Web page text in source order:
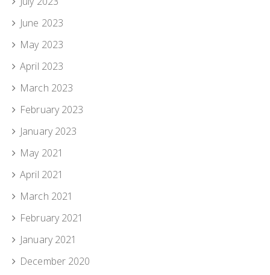
June 2023
May 2023
April 2023
March 2023
February 2023
January 2023
May 2021
April 2021
March 2021
February 2021
January 2021
December 2020